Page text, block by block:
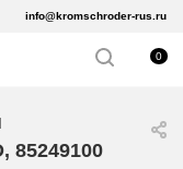
info@kromschroder-rus.ru
0
85249100